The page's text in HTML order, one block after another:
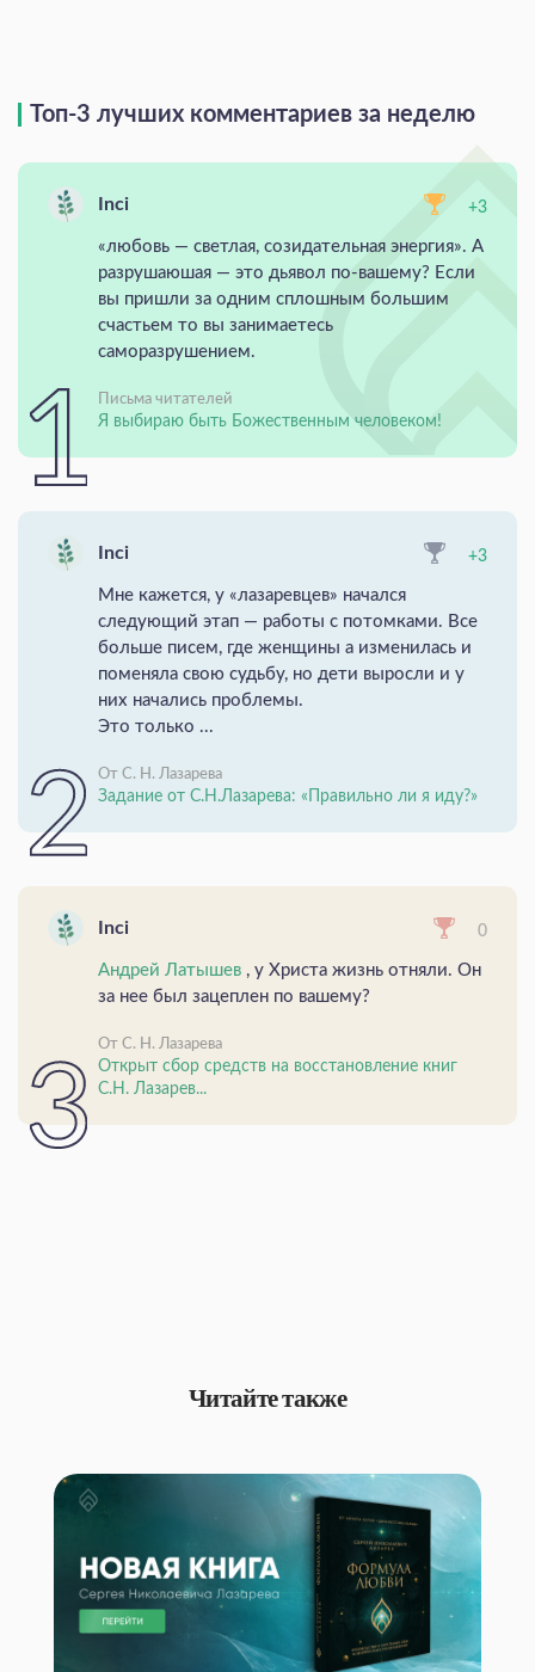
Топ-3 лучших комментариев за неделю
Inci +3
«любовь — светлая, созидательная энергия». А
разрушаюшая — это дьявол по-вашему? Если
вы пришли за одним сплошным большим
счастьем то вы занимаетесь
саморазрушением.
Письма читателей
Я выбираю быть Божественным человеком!
Inci +3
Мне кажется, у «лазаревцев» начался
следующий этап — работы с потомками. Все
больше писем, где женщины а изменилась и
поменяла свою судьбу, но дети выросли и у
них начались проблемы.
Это только ...
От С. Н. Лазарева
Задание от С.Н.Лазарева: «Правильно ли я иду?»
Inci 0
Андрей Латышев , у Христа жизнь отняли. Он
за нее был зацеплен по вашему?
От С. Н. Лазарева
Открыт сбор средств на восстановление книг
С.Н. Лазарев...
Читайте также